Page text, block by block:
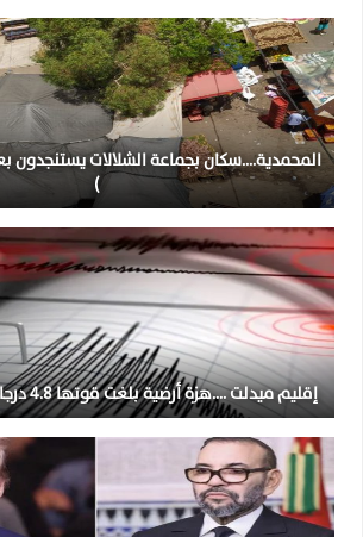
المحمدية….سكان بجماعة الشلالات يستنجدون
)
إقليم ميدلت ….هزة أرضية بلغت قوتها 4.8 درجات على سلم ريختر